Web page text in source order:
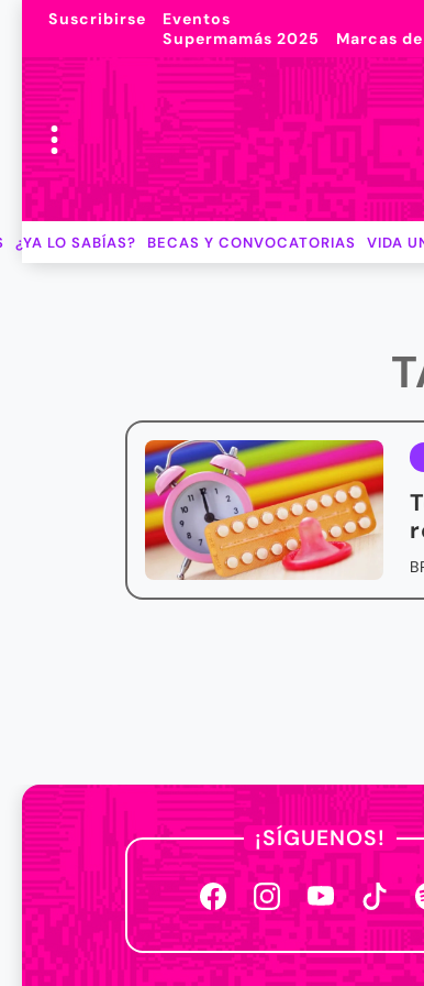
Suscribirse
Eventos
Supermamás 2025
Marcas
¿YA LO SABÍAS? BECAS Y CONVOCATORIAS VIDA
¡SÍGUENOS!